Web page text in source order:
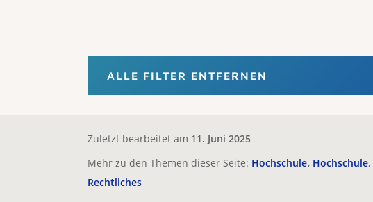
ALLE FILTER ENTFERNEN
Zuletzt bearbeitet am 11. Juni 2025
Mehr zu den Themen dieser Seite: Hochschule Hochschule
Rechtliches